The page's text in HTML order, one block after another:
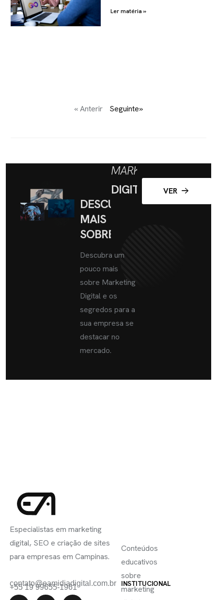
Ler matéria »
« Anterir Seguinte»
DESCUBRA
MAIS
SOBRE
MARKETING
DIGITAL
Descubra um
pouco mais
sobre Marketing
Digital e os
segredos para a
sua empresa se
destacar no
mercado.
VER
Especialistas em marketing
digital, SEO e criação de sites
para empresas em Campinas.
contato@eamidiadigital.com.br
+55 19 99655-1961 INSTITUCIONAL
Conteúdos
educativos
sobre
marketing